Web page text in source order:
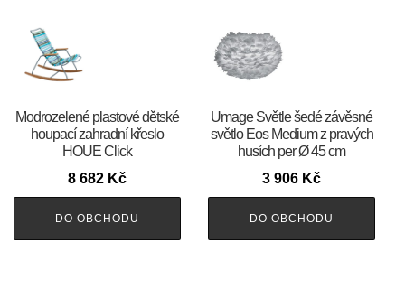
Modrozelené plastové dětské
houpací zahradní křeslo
HOUE Click
8 682 Kč
DO OBCHODU
Umage Světle šedé závěsné
světlo Eos Medium z pravých
husích per Ø 45 cm
3 906 Kč
DO OBCHODU